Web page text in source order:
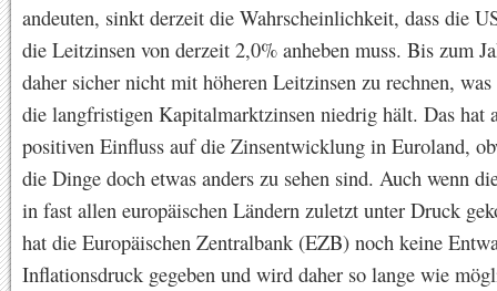
andeuten, sinkt derzeit die Wahrscheinlichkeit, dass die
die Leitzinsen von derzeit 2,0% anheben muss. Bis zum
daher sicher nicht mit höheren Leitzinsen zu rechnen,
die langfristigen Kapitalmarktzinsen niedrig hält. Das hat
positiven Einfluss auf die Zinsentwicklung in Euroland,
die Dinge doch etwas anders zu sehen sind. Auch wenn
in fast allen europäischen Ländern zuletzt unter Druck
hat die Europäischen Zentralbank (EZB) noch keine
Inflationsdruck gegeben und wird daher so lange wie